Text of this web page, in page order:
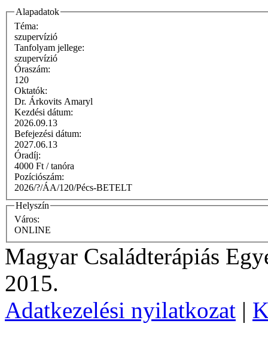
Alapadatok
Téma:
szupervízió
Tanfolyam jellege:
szupervízió
Óraszám:
120
Oktatók:
Dr. Árkovits Amaryl
Kezdési dátum:
2026.09.13
Befejezési dátum:
2027.06.13
Óradíj:
4000 Ft / tanóra
Pozíciószám:
2026/?/ÁA/120/Pécs-BETELT
Helyszín
Város:
ONLINE
Magyar Családterápiás
2015.
Adatkezelési nyilatkozat |